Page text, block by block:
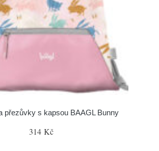
přezůvky s kapsou BAAGL Bunny
314 Kč